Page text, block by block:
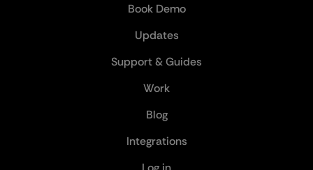
Book Demo
Updates
Support & Guides
Work
Blog
Integrations